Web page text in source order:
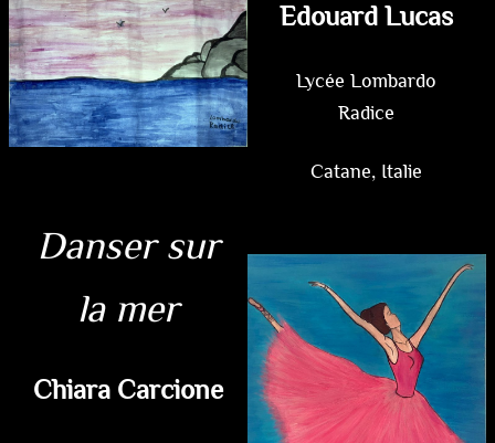
Edouard Lucas
Lycée Lombardo
Radice
Catane, Italie
Danser sur
la mer
Chiara Carcione